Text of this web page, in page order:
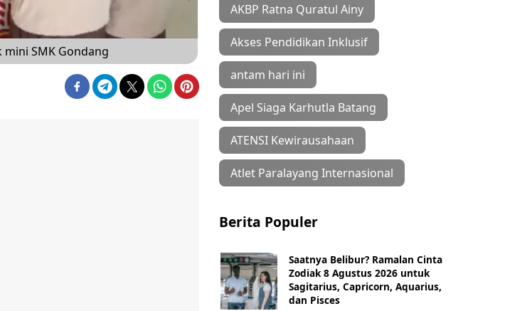
mini SMK Gondang
AKBP Ratna Quratul Ainy
Akses Pendidikan Inklusif
antam hari ini
Apel Siaga Karhutla Batang
ATENSI Kewirausahaan
Atlet Paralayang Internasional
Berita Populer
Saatnya Belibur? Ramalan Cinta
Zodiak 8 Agustus 2026 untuk
Sagitarius, Capricorn, Aquarius,
dan Pisces